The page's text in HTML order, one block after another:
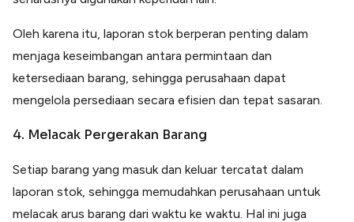
Oleh karena itu, laporan stok berperan penting dalam
menjaga keseimbangan antara permintaan dan
ketersediaan barang, sehingga perusahaan dapat
mengelola persediaan secara efisien dan tepat sasaran.
4. Melacak Pergerakan Barang
Setiap barang yang masuk dan keluar tercatat dalam
laporan stok, sehingga memudahkan perusahaan untuk
melacak arus barang dari waktu ke waktu. Hal ini juga